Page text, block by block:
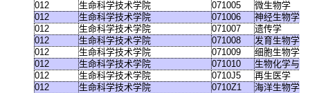
012 生命科学技术学院 071005
微生物学
012
生命科学技术学院 071006
神经生物学
012
生命科学技术学院 071007
遗传学
012
生命科学技术学院 071008
发育生物学
012
生命科学技术学院 071009
细胞生物学
012
生命科学技术学院 071010
生物化学与
012
生命科学技术学院 0710J5
再生医学
012
生命科学技术学院 0710Z1
海洋生物学